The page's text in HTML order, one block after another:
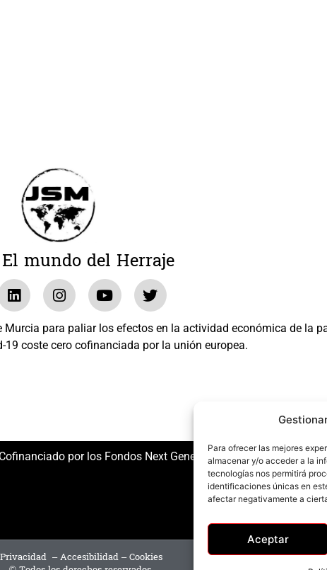
Para ofrecer las mejores
almacenar y/o acceder a la
tecnologías nos permitirá
identificaciones únicas en
afectar negativamente a
Aceptar
mundo del Herraje
Murcia para paliar los efectos en la actividad económica de la
19 coste cero cofinanciada por la unión europea.
por los Fondos Next Generation (EU) del
Privacidad –Accesibilidad–Cookies